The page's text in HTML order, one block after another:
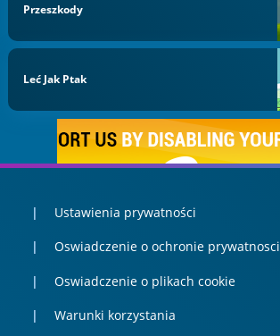
Przeszkody
Leć Jak Ptak
Ustawienia prywatności
Oswiadczenie o ochronie prywatnosci
Oswiadczenie o plikach cookie
Warunki korzystania